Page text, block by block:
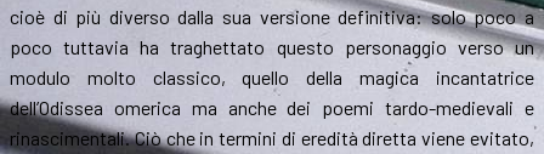
cioè di più diverso dalla sua versione definitiva: solo poco a
poco tuttavia ha traghettato questo personaggio verso un
modulo molto classico, quello della magica incantatrice
dell’Odissea omerica ma anche dei poemi tardo-medievali e
rinascimentali. Ciò che in termini di eredità diretta viene evitato,